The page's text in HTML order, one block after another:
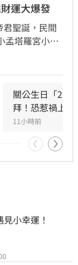
運大爆發
聖誕，民間
孟塔羅宮小立
有望獲得神
之財。專家強
供品祭祀，皆
財源廣進的
年佈局求
關公生日「2類
拜！恐惹禍上身
11小時前
小幸運！